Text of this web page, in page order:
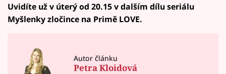
Uvidíte už v úterý od 20.15 v dalším dílu seriálu
Myšlenky zločince na Primě LOVE.
Autor článku
Petra Kloidová